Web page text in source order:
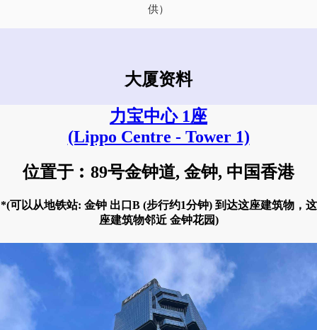
供）
大厦资料
力宝中心 1座
(Lippo Centre - Tower 1)
位置于︰89号金钟道, 金钟, 中国香港
*(可以从地铁站: 金钟 出口B (步行约1分钟) 到达这座建筑物，这
座建筑物邻近 金钟花园)